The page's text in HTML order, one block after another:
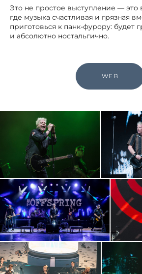
Это не простое выступление — это
где музыка счастливая и грязная
приготовься к панк-фурору: будет
и абсолютно ностальгично.
WEB